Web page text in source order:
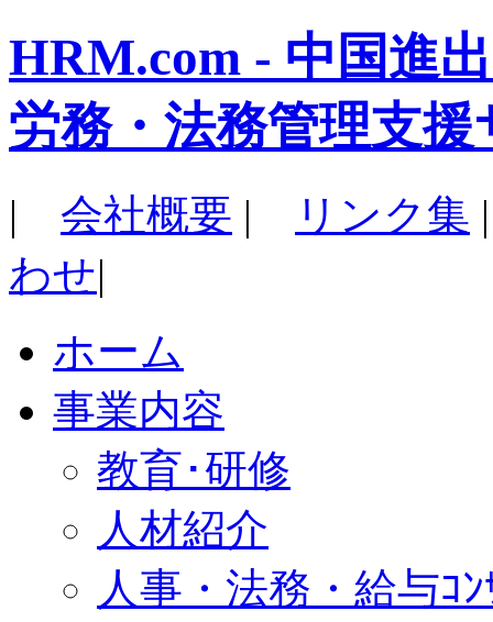
HRM.com - 中国進
労務・法務管理支援
| 会社概要 | リンク集
わせ|
ホーム
事業内容
教育･研修
人材紹介
人事・法務・給与ｺﾝ